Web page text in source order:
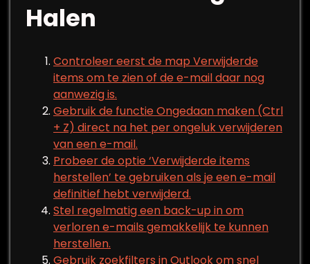
Halen
Controleer eerst de map Verwijderde
items om te zien of de e-mail daar nog
aanwezig is.
Gebruik de functie Ongedaan maken (Ctrl
+ Z) direct na het per ongeluk verwijderen
van een e-mail.
Probeer de optie ‘Verwijderde items
herstellen’ te gebruiken als je een e-mail
definitief hebt verwijderd.
Stel regelmatig een back-up in om
verloren e-mails gemakkelijk te kunnen
herstellen.
Gebruik zoekfilters in Outlook om snel